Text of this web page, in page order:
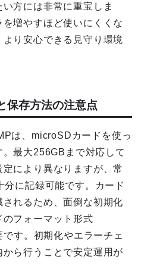
方には非常に重宝しま
増やすほど使いにくくな
り安心できる見守り環境
保存方法の注意点
は、microSDカードを使っ
最大256GBまで対応して
により異なりますが、常
に記録可能です。カード
れるため、面倒な初期化
フォーマット形式
です。初期化やエラーチェ
ら行うことで安定運用が